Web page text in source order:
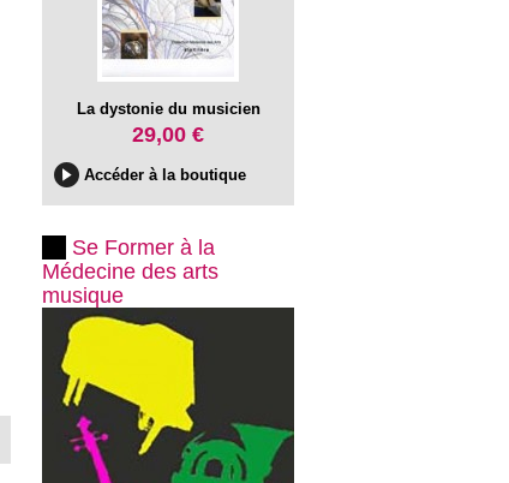
La dystonie du musicien
29,00 €
Accéder à la boutique
Se Former à la
Médecine des arts
musique